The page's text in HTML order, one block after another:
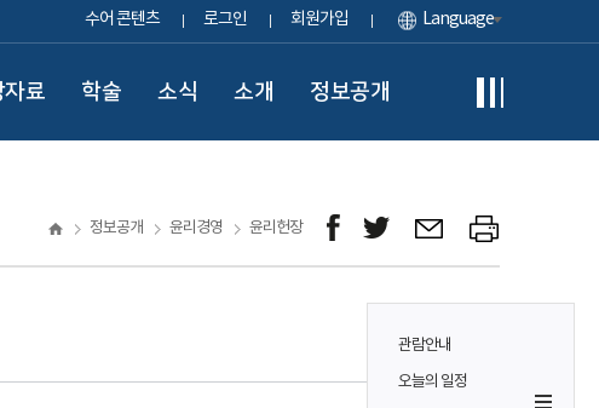
수어 콘텐츠 로그인 회원가입 Language
자료 학술 소식 소개 정보공개
관람안내
오늘의 일정
정보공개 윤리경영 윤리헌장
제정 2007. 12. 28.